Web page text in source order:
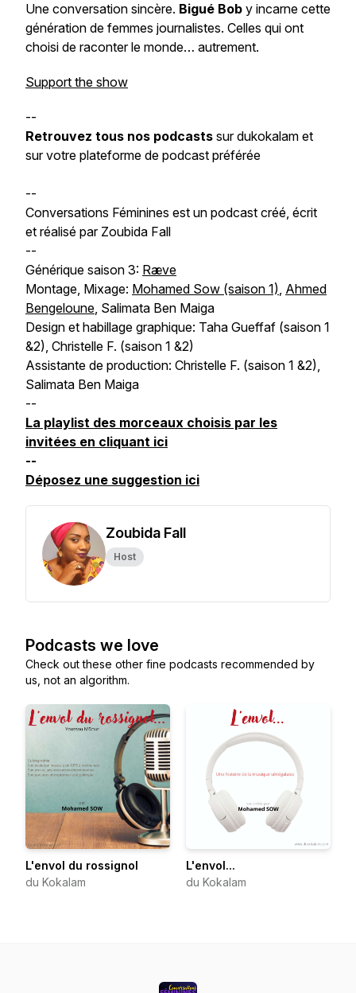
Une conversation sincère. Bigué Bob y incarne cette
génération de femmes journalistes. Celles qui ont
choisi de raconter le monde… autrement.
Support the show
--
Retrouvez tous nos podcasts sur dukokalam et
sur votre plateforme de podcast préférée
--
Conversations Féminines est un podcast créé, écrit
et réalisé par Zoubida Fall
--
Générique saison 3: Ræve
Montage, Mixage: Mohamed Sow (saison 1), Ahmed
Bengeloune, Salimata Ben Maiga
Design et habillage graphique: Taha Gueffaf (saison 1
&2), Christelle F. (saison 1 &2)
Assistante de production: Christelle F. (saison 1 &2),
Salimata Ben Maiga
--
La playlist des morceaux choisis par les
invitées en cliquant ici
--
Déposez une suggestion ici
Zoubida Fall
Host
Podcasts we love
Check out these other fine podcasts recommended by
us, not an algorithm.
L'envol du rossignol
du Kokalam
L'envol...
du Kokalam